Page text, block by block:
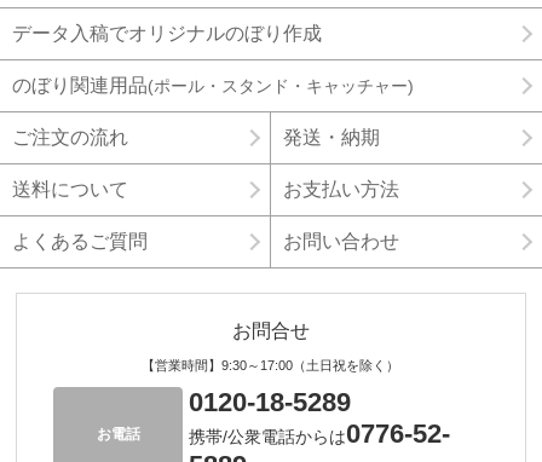
データ入稿でオリジナルのぼり作成
のぼり関連用品(ポール・スタンド・キャッチャー)
ご注文の流れ 発送・納期
送料について お支払い方法
よくあるご質問 お問い合わせ
お問合せ
【営業時間】9:30～17:00（土日祝を除く）
お電話
0120-18-5289
携帯/公衆電話からは0776-52-